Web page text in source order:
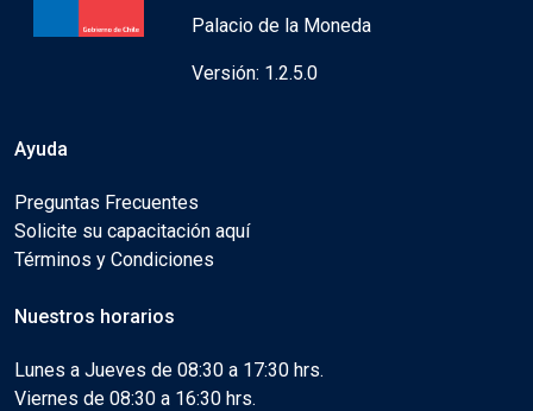
Palacio de la Moneda
Versión: 1.2.5.0
Ayuda
Preguntas Frecuentes
Solicite su capacitación aquí
Términos y Condiciones
Nuestros horarios
Lunes a Jueves de 08:30 a 17:30 hrs.
Viernes de 08:30 a 16:30 hrs.